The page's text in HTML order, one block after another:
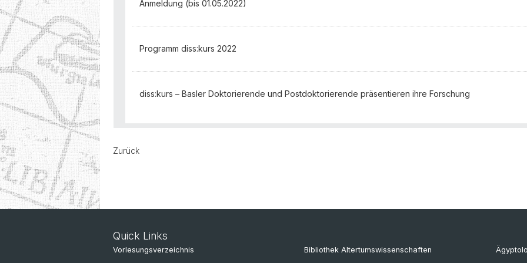
Anmeldung (bis 01.05.2022)
Programm diss:kurs 2022
diss:kurs – Basler Doktorierende und Postdoktorierende präsentieren ihre Forschung
Zurück
Quick Links
Vorlesungsverzeichnis Bibliothek Altertumswissenschaften